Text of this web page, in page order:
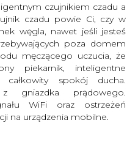
czujnikiem czadu a
czadu powie Ci, czy w
węgla, nawet jeśli jesteś
poza domem
męczącego uczucia, że
piekarnik, inteligentne
spokój ducha.
gniazdka prądowego.
WiFi oraz ostrzeżeń
na urządzenia mobilne.